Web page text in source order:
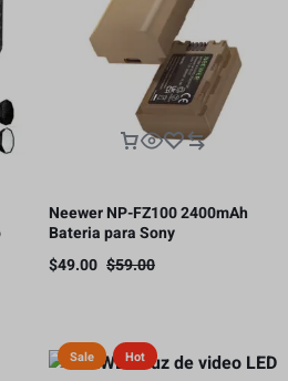
Neewer NP-FZ100 2400mAh
Bateria para Sony
$59.00
$49.00
Sale Hot